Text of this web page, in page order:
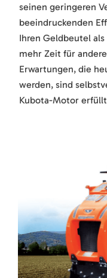
seinen geringeren
beeindruckenden
Ihren Geldbeutel
mehr Zeit für
Erwartungen, die
werden, sind
Kubota-Motor